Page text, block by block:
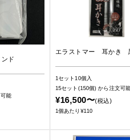
ド
能
エラストマー 耳かき
1セット10個入
15セット(150個)から注文可
¥16,500〜(税込)
1個あたり¥110